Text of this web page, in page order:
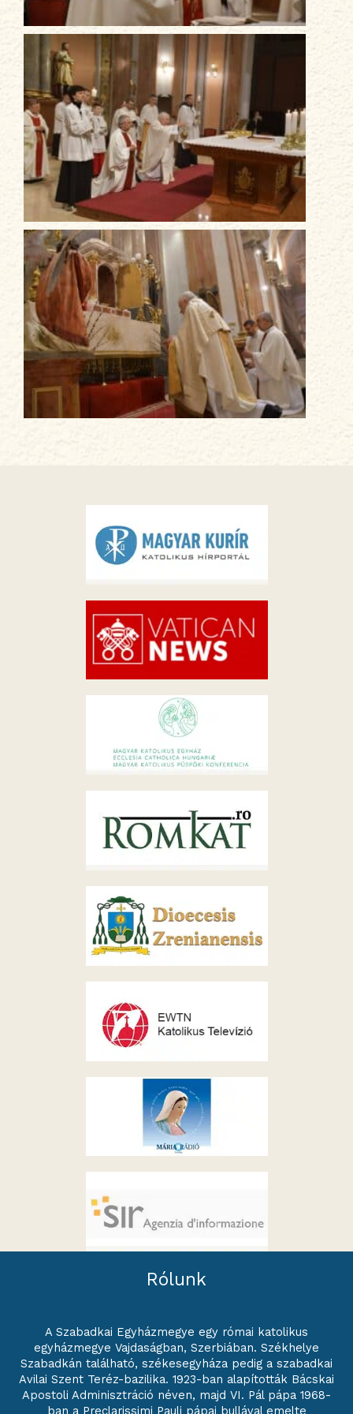
Rólunk
A Szabadkai Egyházmegye egy római katolikus
egyházmegye Vajdaságban, Szerbiában. Székhelye
Szabadkán található, székesegyháza pedig a szabadkai
Avilai Szent Teréz-bazilika. 1923-ban alapították Bácskai
Apostoli Adminisztráció néven, majd VI. Pál pápa 1968-
ban a Preclarissimi Pauli pápai bullával emelte